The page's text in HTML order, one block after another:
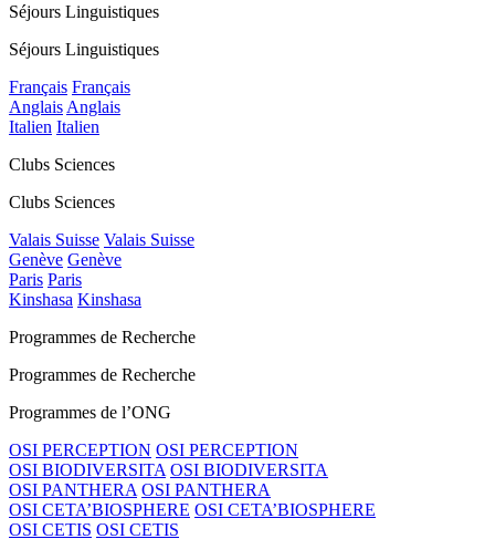
Séjours Linguistiques
Séjours Linguistiques
Français Français
Anglais Anglais
Italien Italien
Clubs Sciences
Clubs Sciences
Valais Suisse Valais Suisse
Genève Genève
Paris Paris
Kinshasa Kinshasa
Programmes de Recherche
Programmes de Recherche
Programmes de l’ONG
OSI PERCEPTION OSI PERCEPTION
OSI BIODIVERSITA OSI BIODIVERSITA
OSI PANTHERA OSI PANTHERA
OSI CETA’BIOSPHERE OSI CETA’BIOSPHERE
OSI CETIS OSI CETIS